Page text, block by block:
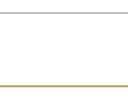
gekühlt (Gewicht ca. 21 kg)